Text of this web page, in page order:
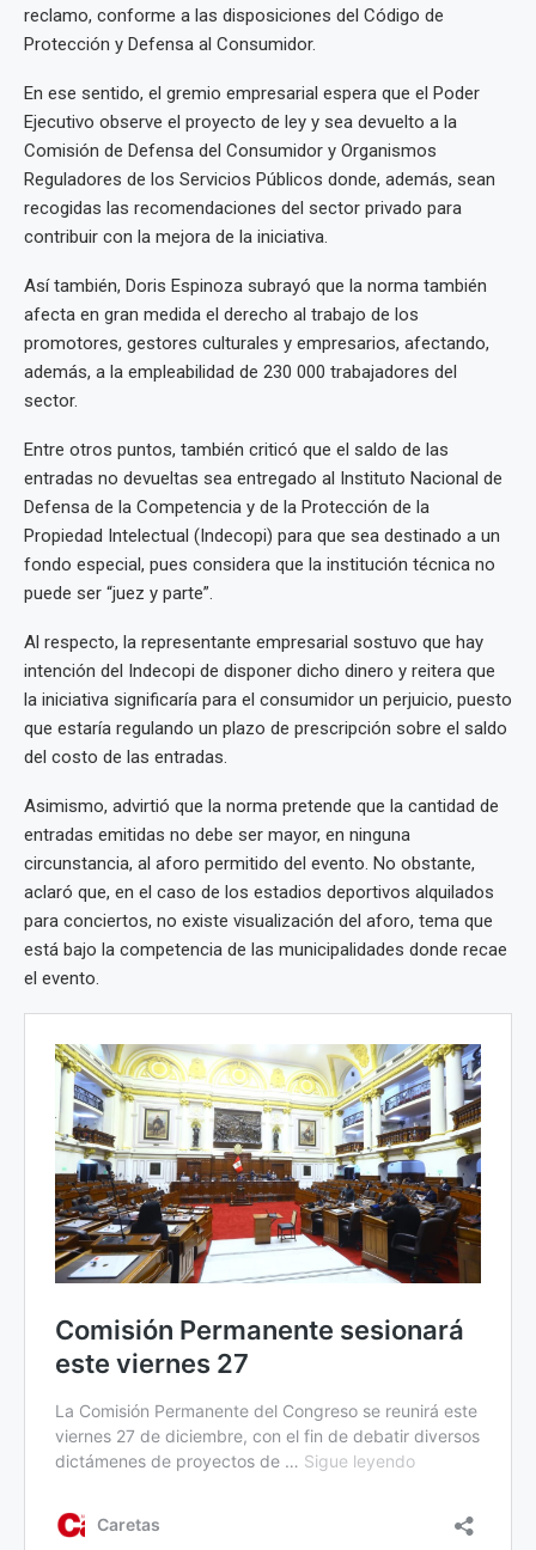
reclamo, conforme a las disposiciones del Código de
Protección y Defensa al Consumidor.
En ese sentido, el gremio empresarial espera que el Poder
Ejecutivo observe el proyecto de ley y sea devuelto a la
Comisión de Defensa del Consumidor y Organismos
Reguladores de los Servicios Públicos donde, además, sean
recogidas las recomendaciones del sector privado para
contribuir con la mejora de la iniciativa.
Así también, Doris Espinoza subrayó que la norma también
afecta en gran medida el derecho al trabajo de los
promotores, gestores culturales y empresarios, afectando,
además, a la empleabilidad de 230 000 trabajadores del
sector.
Entre otros puntos, también criticó que el saldo de las
entradas no devueltas sea entregado al Instituto Nacional de
Defensa de la Competencia y de la Protección de la
Propiedad Intelectual (Indecopi) para que sea destinado a un
fondo especial, pues considera que la institución técnica no
puede ser “juez y parte”.
Al respecto, la representante empresarial sostuvo que hay
intención del Indecopi de disponer dicho dinero y reitera que
la iniciativa significaría para el consumidor un perjuicio, puesto
que estaría regulando un plazo de prescripción sobre el saldo
del costo de las entradas.
Asimismo, advirtió que la norma pretende que la cantidad de
entradas emitidas no debe ser mayor, en ninguna
circunstancia, al aforo permitido del evento. No obstante,
aclaró que, en el caso de los estadios deportivos alquilados
para conciertos, no existe visualización del aforo, tema que
está bajo la competencia de las municipalidades donde recae
el evento.